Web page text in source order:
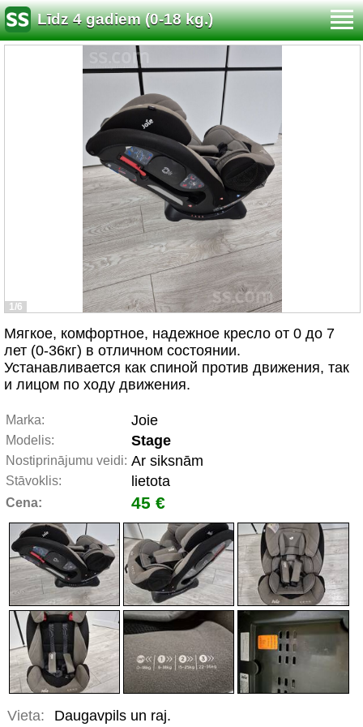
Līdz 4 gadiem (0-18 kg.)
1/6
Мягкое, комфортное, надежное кресло от 0 до 7
лет (0-36кг) в отличном состоянии.
Устанавливается как спиной против движения, так
и лицом по ходу движения.
Marka: Joie
Modelis: Stage
Nostiprinājumu veidi: Ar siksnām
Stāvoklis: lietota
Cena: 45 €
Vieta: Daugavpils un raj.